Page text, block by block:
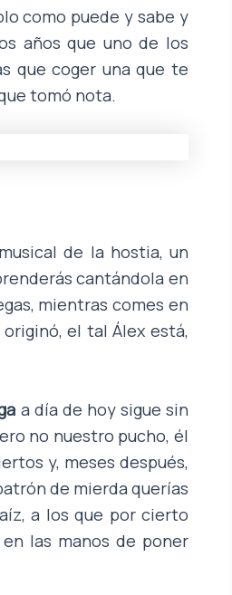
como puede y sabe y
años que uno de los
que coger una que te
tomó nota.
de la hostia, un
cantándola en
mientras comes en
el tal Álex está,
a día de hoy sigue sin
no nuestro pucho, él
y, meses después,
de mierda querías
a los que por cierto
las manos de poner